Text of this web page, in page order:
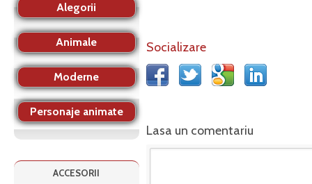
Socializare
Lasa un comentariu
Alegorii
Animale
Moderne
Personaje animate
ACCESORII